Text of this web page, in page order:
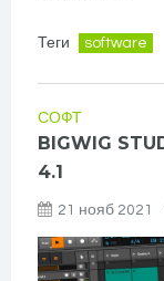
Теги software
СОФТ
BIGWIG
4.1
21 нояб 2021